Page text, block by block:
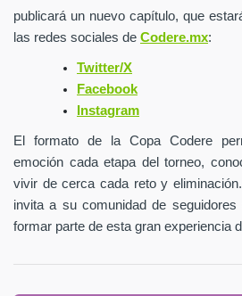
publicará un nuevo capítulo, que
las redes sociales de Codere.mx:
Twitter/X
Facebook
Instagram
El formato de la Copa Codere
emoción cada etapa del torneo,
vivir de cerca cada reto y
invita a su comunidad de
formar parte de esta gran experiencia